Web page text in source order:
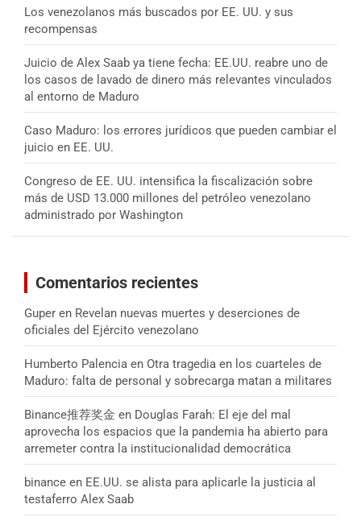
Los venezolanos más buscados por EE. UU. y sus
recompensas
Juicio de Alex Saab ya tiene fecha: EE.UU. reabre uno de
los casos de lavado de dinero más relevantes vinculados
al entorno de Maduro
Caso Maduro: los errores jurídicos que pueden cambiar el
juicio en EE. UU.
Congreso de EE. UU. intensifica la fiscalización sobre
más de USD 13.000 millones del petróleo venezolano
administrado por Washington
Comentarios recientes
Guper en Revelan nuevas muertes y deserciones de
oficiales del Ejército venezolano
Humberto Palencia en Otra tragedia en los cuarteles de
Maduro: falta de personal y sobrecarga matan a militares
Binance推荐奖金 en Douglas Farah: El eje del mal
aprovecha los espacios que la pandemia ha abierto para
arremeter contra la institucionalidad democrática
binance en EE.UU. se alista para aplicarle la justicia al
testaferro Alex Saab